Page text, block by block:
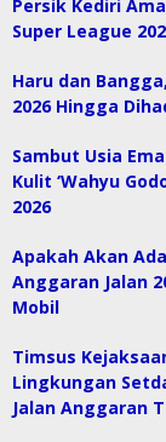
Persik Kediri
Super League
Haru dan
2026 Hingga
Sambut Usia
Kulit ‘Wahyu
2026
Apakah Akan
Anggaran Jalan
Mobil
Timsus
Lingkungan
Jalan Anggaran